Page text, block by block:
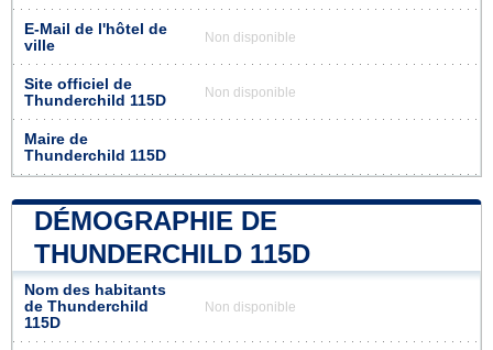
E-Mail de l'hôtel de
ville
Non disponible
Site officiel de
Thunderchild 115D
Non disponible
Maire de
Thunderchild 115D
DÉMOGRAPHIE DE
THUNDERCHILD 115D
Nom des habitants
de Thunderchild
115D
Non disponible